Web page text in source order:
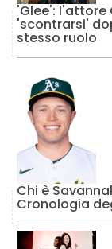
'Glee': l'attore
'scontrarsi'
stesso ruolo
Chi è
Cronologia